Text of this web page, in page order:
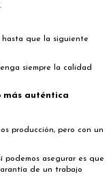
.
hasta que la siguiente
siempre la calidad
más auténtica
producción, pero con un
podemos asegurar es que
de un trabajo